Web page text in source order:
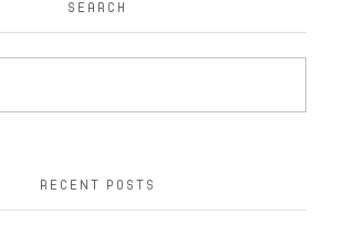
SEARCH
RECENT POSTS